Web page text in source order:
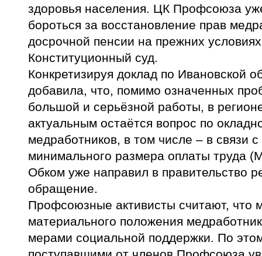
здоровья населения. ЦК Профсоюза
бороться за восстановление прав
досрочной пенсии на прежних
Конституционный суд.
Конкретизируя доклад по Ивановской
добавила, что, помимо означенных
большой и серьёзной работы, в
актуальным остаётся вопрос по
медработников, в том числе – в связи
минимального размера оплаты труда
Обком уже направил в правительство
обращение.
Профсоюзные активисты считают, что
материального положения
мерами социальной поддержки. По